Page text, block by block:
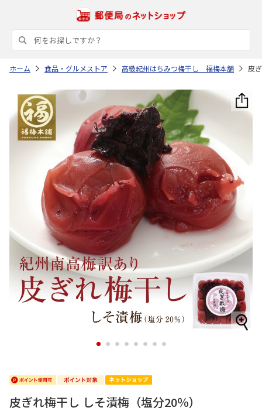
ホーム 食品・グルメストア 高級紀州はちみつ梅干し 福梅本舗 皮
1 2 3 4 5 6 7 8
皮ぎれ梅干し しそ漬梅（塩分20％）